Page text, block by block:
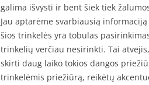
galima išvysti ir bent šiek tiek
Jau aptarėme svarbiausią
šios trinkelės yra tobulas
trinkelių verčiau nesirinkti. Tai
skirti daug laiko tokios dangos
trinkelėmis priežiūrą, reikėtų